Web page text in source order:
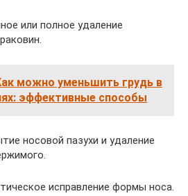
или полное удаление
можно уменьшить грудь в
эффективные способы
носовой пазухи и удаление
исправление формы носа.